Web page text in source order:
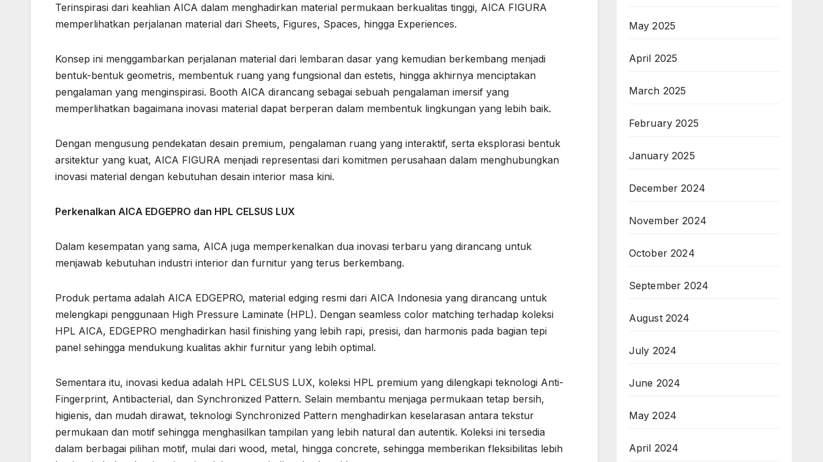
Terinspirasi dari keahlian AICA dalam menghadirkan material permukaan berkualitas tinggi, AICA FIGURA
memperlihatkan perjalanan material dari Sheets, Figures, Spaces, hingga Experiences.
Konsep ini menggambarkan perjalanan material dari lembaran dasar yang kemudian berkembang menjadi
bentuk-bentuk geometris, membentuk ruang yang fungsional dan estetis, hingga akhirnya menciptakan
pengalaman yang menginspirasi. Booth AICA dirancang sebagai sebuah pengalaman imersif yang
memperlihatkan bagaimana inovasi material dapat berperan dalam membentuk lingkungan yang lebih baik.
Dengan mengusung pendekatan desain premium, pengalaman ruang yang interaktif, serta eksplorasi bentuk
arsitektur yang kuat, AICA FIGURA menjadi representasi dari komitmen perusahaan dalam menghubungkan
inovasi material dengan kebutuhan desain interior masa kini.
Perkenalkan AICA EDGEPRO dan HPL CELSUS LUX
Dalam kesempatan yang sama, AICA juga memperkenalkan dua inovasi terbaru yang dirancang untuk
menjawab kebutuhan industri interior dan furnitur yang terus berkembang.
Produk pertama adalah AICA EDGEPRO, material edging resmi dari AICA Indonesia yang dirancang untuk
melengkapi penggunaan High Pressure Laminate (HPL). Dengan seamless color matching terhadap koleksi
HPL AICA, EDGEPRO menghadirkan hasil finishing yang lebih rapi, presisi, dan harmonis pada bagian tepi
panel sehingga mendukung kualitas akhir furnitur yang lebih optimal.
Sementara itu, inovasi kedua adalah HPL CELSUS LUX, koleksi HPL premium yang dilengkapi teknologi Anti-
Fingerprint, Antibacterial, dan Synchronized Pattern. Selain membantu menjaga permukaan tetap bersih,
higienis, dan mudah dirawat, teknologi Synchronized Pattern menghadirkan keselarasan antara tekstur
permukaan dan motif sehingga menghasilkan tampilan yang lebih natural dan autentik. Koleksi ini tersedia
dalam berbagai pilihan motif, mulai dari wood, metal, hingga concrete, sehingga memberikan fleksibilitas lebih
May 2025
April 2025
March 2025
February 2025
January 2025
December 2024
November 2024
October 2024
September 2024
August 2024
July 2024
June 2024
May 2024
April 2024